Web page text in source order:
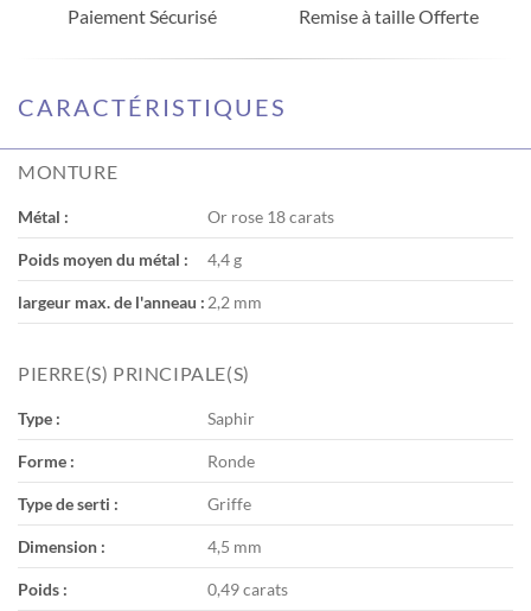
Paiement Sécurisé Remise à taille Offerte
CARACTÉRISTIQUES
MONTURE
Métal : Or rose 18 carats
Poids moyen du métal : 4,4 g
largeur max. de l'anneau : 2,2 mm
PIERRE(S) PRINCIPALE(S)
Type : Saphir
Forme : Ronde
Type de serti : Griffe
Dimension : 4,5 mm
Poids : 0,49 carats